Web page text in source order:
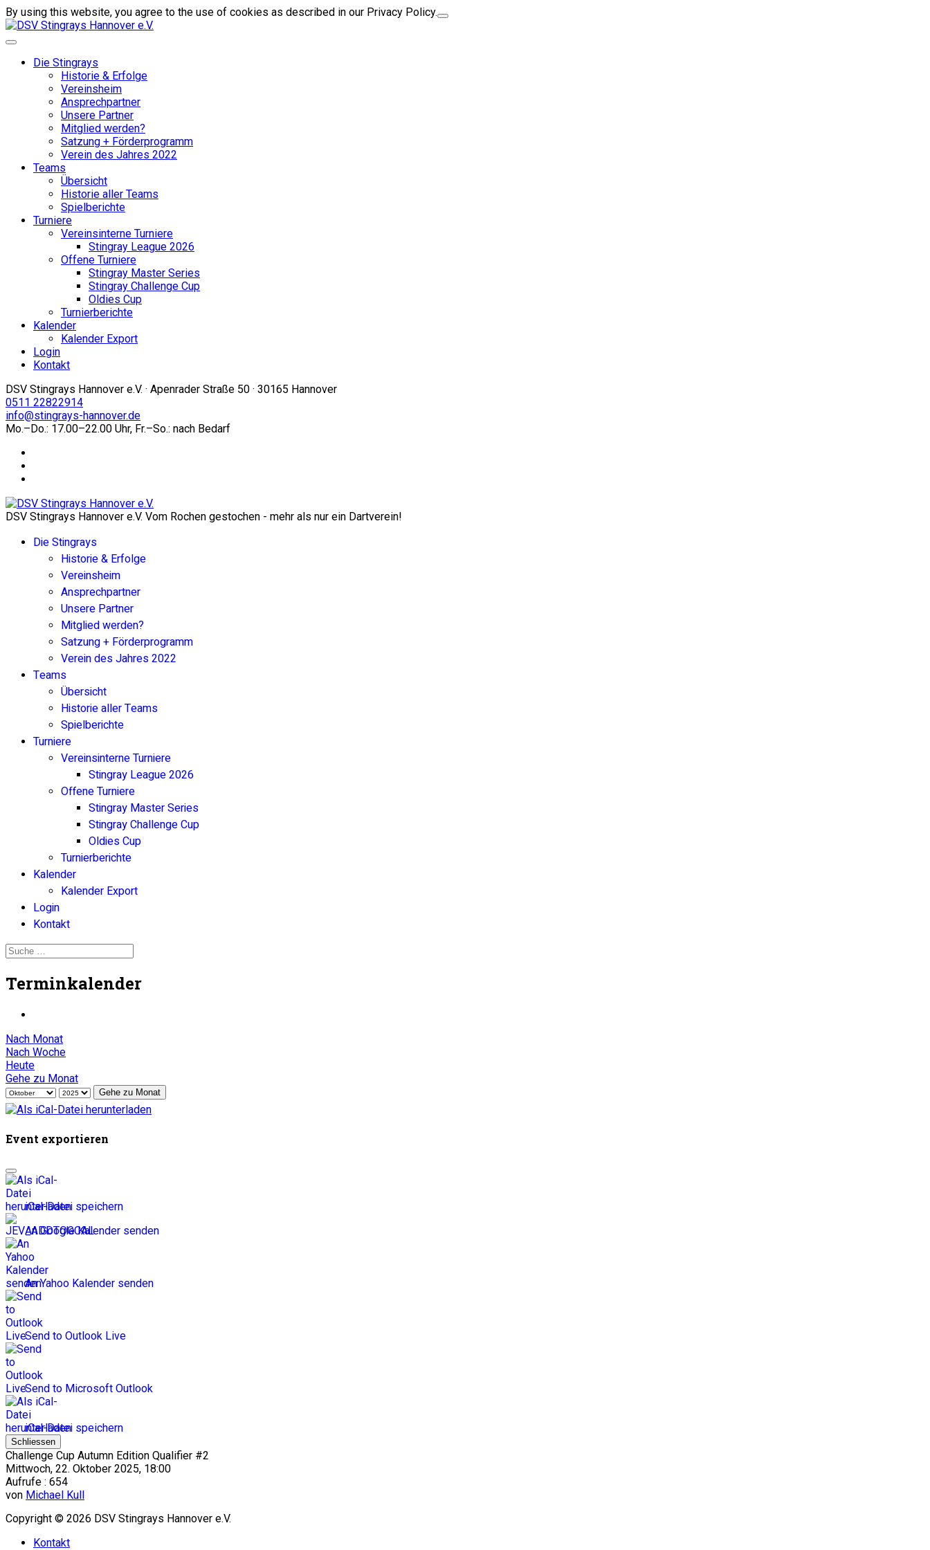
By using this website, you agree to the use of cookies as described in our Privacy Policy.
Die Stingrays
Historie & Erfolge
Vereinsheim
Ansprechpartner
Unsere Partner
Mitglied werden?
Satzung + Förderprogramm
Verein des Jahres 2022
Teams
Übersicht
Historie aller Teams
Spielberichte
Turniere
Vereinsinterne Turniere
Stingray League 2026
Offene Turniere
Stingray Master Series
Stingray Challenge Cup
Oldies Cup
Turnierberichte
Kalender
Kalender Export
Login
Kontakt
DSV Stingrays Hannover e.V. · Apenrader Straße 50 · 30165 Hannover
0511 22822914
info@stingrays-hannover.de
Mo.–Do.: 17.00–22.00 Uhr, Fr.–So.: nach Bedarf
DSV Stingrays Hannover e.V. Vom Rochen gestochen - mehr als nur ein Dartverein!
Die Stingrays
Historie & Erfolge
Vereinsheim
Ansprechpartner
Unsere Partner
Mitglied werden?
Satzung + Förderprogramm
Verein des Jahres 2022
Teams
Übersicht
Historie aller Teams
Spielberichte
Turniere
Vereinsinterne Turniere
Stingray League 2026
Offene Turniere
Stingray Master Series
Stingray Challenge Cup
Oldies Cup
Turnierberichte
Kalender
Kalender Export
Login
Kontakt
Terminkalender
Nach Monat
Nach Woche
Heute
Gehe zu Monat
Gehe zu Monat
Event exportieren
iCal-Datei speichern
An Google Kalender senden
An Yahoo Kalender senden
Send to Outlook Live
Send to Microsoft Outlook
iCal-Datei speichern
Schliessen
Challenge Cup Autumn Edition Qualifier #2
Mittwoch, 22. Oktober 2025, 18:00
Aufrufe : 654
von Michael Kull
Copyright © 2026 DSV Stingrays Hannover e.V.
Kontakt